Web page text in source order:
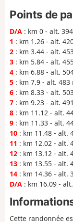
Points de
D/A : km 0 - alt.
1 : km 1.26 - alt.
2 : km 3.44 - alt.
3 : km 5.84 - alt.
4 : km 6.88 - alt.
5 : km 7.9 - alt.
6 : km 8.33 - alt.
7 : km 9.23 - alt.
8 : km 11.12 - alt.
9 : km 11.33 - alt.
10 : km 11.48 - alt.
11 : km 12.02 - alt.
12 : km 13.12 - alt.
13 : km 13.55 - alt.
14 : km 14.36 - alt.
D/A : km 16.09 -
Cette randonnée